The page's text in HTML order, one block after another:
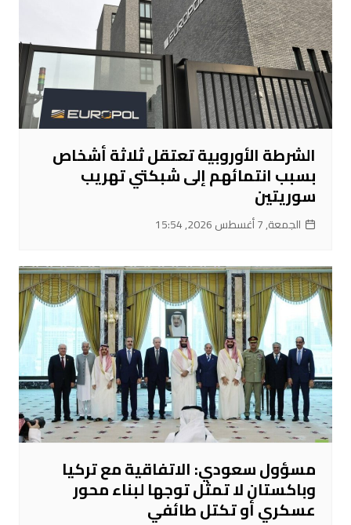
الشرطة الأوروبية تعتقل ثلاثة أشخاص
بسبب انتمائهم إلى شبكتي تهريب
سوريتين
الجمعة, 7 أغسطس 2026, 15:54
مسؤول سعودي: الاتفاقية مع تركيا
وباكستان لا تمثل توجها لبناء محور
عسكري أو تكتل طائفي